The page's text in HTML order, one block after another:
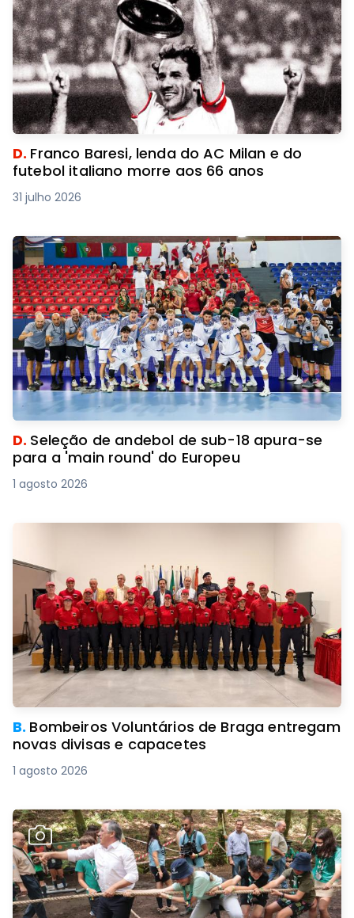
D. Franco Baresi, lenda do AC Milan e do
futebol italiano morre aos 66 anos
31 julho 2026
D. Seleção de andebol de sub-18 apura-se
para a 'main round' do Europeu
1 agosto 2026
B. Bombeiros Voluntários de Braga entregam
novas divisas e capacetes
1 agosto 2026